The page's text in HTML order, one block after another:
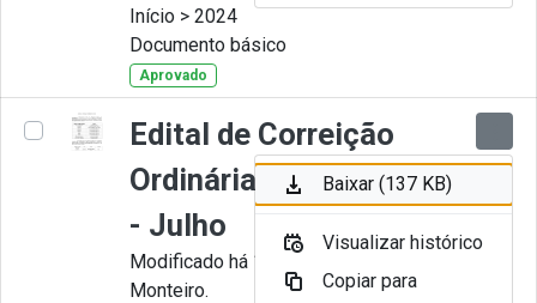
Início > 2024
Documento básico
Aprovado
Edital de Correição
Ordinária nº 007-2024
- Julho
Modificado há 11 Meses por Juliana
Monteiro.
Baixar (137 KB)
Visualizar histórico
Copiar para